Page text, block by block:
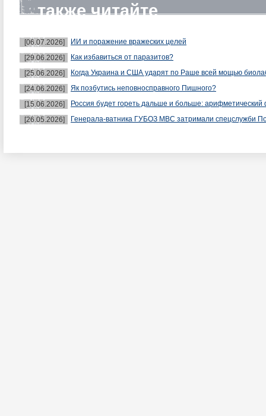
также читайте
[06.07.2026]
ИИ и поражение вражеских целей
[29.06.2026]
Как избавиться от паразитов?
[25.06.2026]
Когда Украина и США ударят по Раше всей мощью
[24.06.2026]
Як позбутись неповносправного Пишного?
[15.06.2026]
Россия будет гореть дальше и больше: арифметический
[26.05.2026]
Генерала-ватника ГУБОЗ МВС затримали спецслужби